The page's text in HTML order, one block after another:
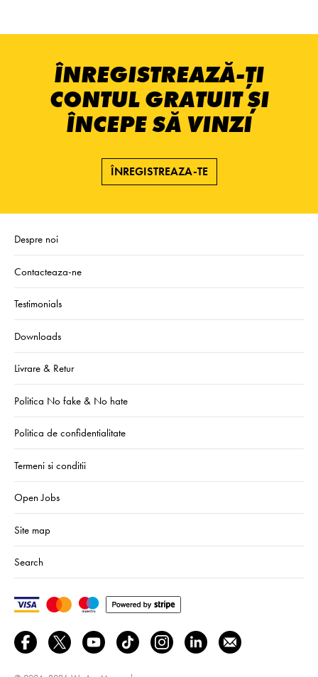
ÎNREGISTREAZĂ-ȚI
CONTUL GRATUIT ȘI
ÎNCEPE SĂ VINZI
ÎNREGISTREAZA-TE
Despre noi
Contacteaza-ne
Testimonials
Downloads
Livrare & Retur
Politica No fake & No hate
Politica de confidentialitate
Termeni si conditii
Open Jobs
Site map
Search